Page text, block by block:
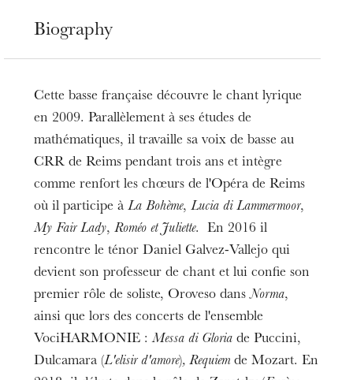
Biography
Cette basse française découvre le chant lyrique
en 2009. Parallèlement à ses études de
mathématiques, il travaille sa voix de basse au
CRR de Reims pendant trois ans et intègre
comme renfort les chœurs de l'Opéra de Reims
où il participe àLa Bohème,Lucia di Lammermoor,
My Fair Lady,Roméo et Juliette. En 2016 il
rencontre le ténor Daniel Galvez-Vallejo qui
devient son professeur de chant et lui confie son
premier rôle de soliste, Oroveso dansNorma,
ainsi que lors des concerts de l'ensemble
VociHARMONIE :Messa di Gloria de Puccini,
Dulcamara (L'elisir d'amore), Requiemde Mozart. En